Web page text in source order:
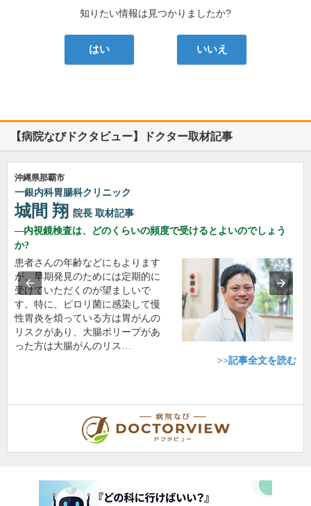
知りたい情報は見つかりましたか?
はい いいえ
【病院なびドクタビュー】ドクター取材記事
沖縄県那覇市
一銀内科胃腸科クリニック
城間 翔 院長 取材記事
内視鏡検査は、どのくらいの頻度で受けるとよいのでしょう
か?
患者さんの年齢などにもよります
が、早期発見のためには定期的に
受けていただくのが望ましいで
す。特に、ピロリ菌に感染して慢
性胃炎を煩っている方は胃がんの
リスクがあり、大腸ポリープがあ
った方は大腸がんのリス…
>>記事全文を読む